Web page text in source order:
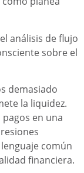
análisis de flujo
sobre el
demasiado
la liquidez.
en una
común
financiera.